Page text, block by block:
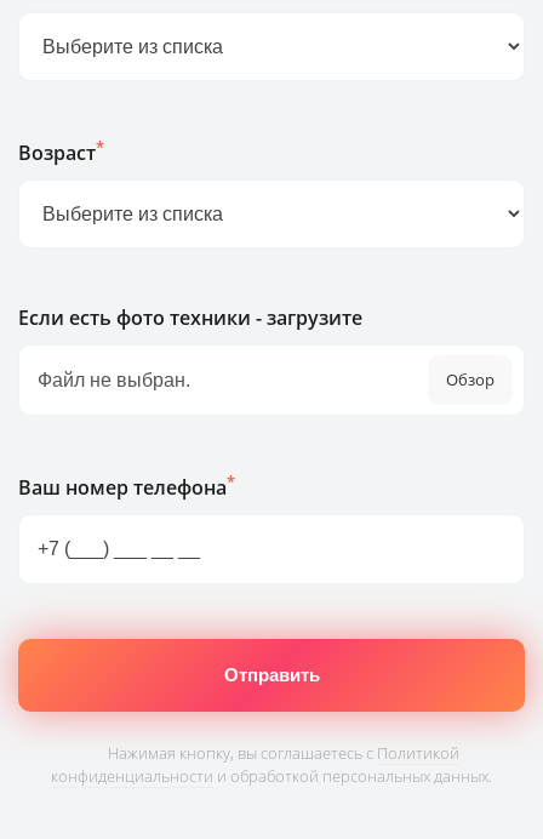
Возраст*
Если есть фото техники - загрузите
Обзор
Ваш номер телефона*
Нажимая кнопку, вы соглашаетесь с Политикой
конфиденциальности и обработкой персональных данных.